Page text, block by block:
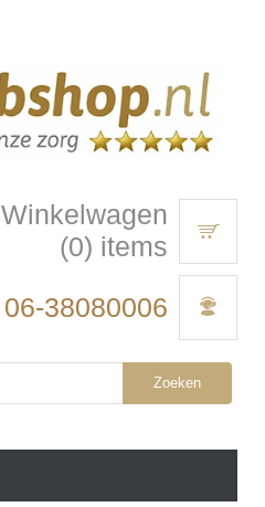
Winkelwagen
(0) items
06-38080006
Zoeken